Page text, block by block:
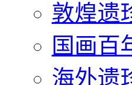
敦煌遗
国画百
海外遗